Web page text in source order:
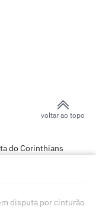
voltar ao topo
do Corinthians
disputa por cinturão